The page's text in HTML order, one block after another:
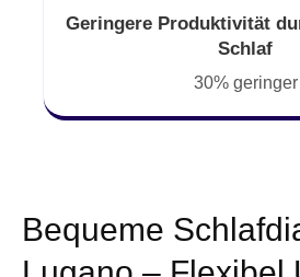
Geringere Produktivität
Schlaf
30% geringer
Bequeme